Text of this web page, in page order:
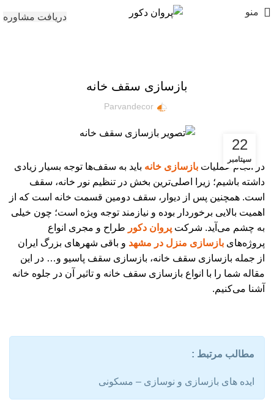
منو دریافت مشاوره
بازسازی سقف خانه
Parvandecor
22
سپتامبر
در انجام عملیات بازسازی خانه باید به سقف‌ها توجه بسیار زیادی
داشته باشیم؛ زیرا اصلی‌ترین بخش در تنظیم نور خانه، سقف
است. همچنین پس از دیوار، سقف دومین قسمت خانه است که از
اهمیت بالایی برخوردار بوده و نیازمند توجه ویژه‌ است؛ چون خیلی
به چشم می‌آید. شرکت پروان دکور طراح و مجری انواع
پروژه‌های بازسازی منزل در مشهد و باقی شهرهای بزرگ ایران
از جمله بازسازی سقف خانه، بازسازی سقف پاسیو و… در این
مقاله شما را با انواع بازسازی سقف خانه و تاثیر آن در جلوه خانه
آشنا می‌کنیم.
مطالب مرتبط :
ایده های بازسازی و نوسازی – مسکونی